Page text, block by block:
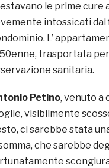
le prime cure
intossicati
L’
trasportata
sanitaria.
Petino, venuto a
visibilmente
ci sarebbe stata
che sarebbe